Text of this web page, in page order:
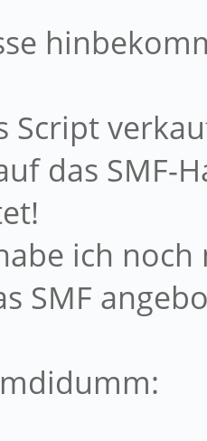
Script
das SMF-
ich noch
SMF